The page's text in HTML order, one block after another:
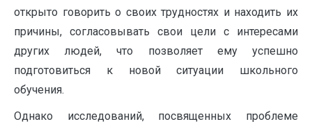
открыто говорить о своих трудностях и находить их
причины, согласовывать свои цели с интересами
других людей, что позволяет ему успешно
подготовиться к новой ситуации школьного
обучения.
Однако исследований, посвященных проблеме